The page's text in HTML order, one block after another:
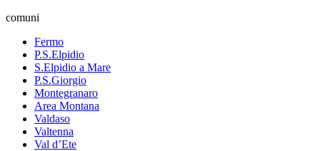
comuni
Fermo
P.S.Elpidio
S.Elpidio a Mare
P.S.Giorgio
Montegranaro
Area Montana
Valdaso
Valtenna
Val d’Ete